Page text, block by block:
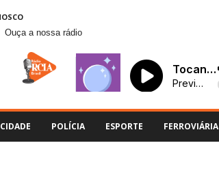
Ouça a nossa rádio
CIDADE POLÍCIA ESPORTE FERROVIÁRIA